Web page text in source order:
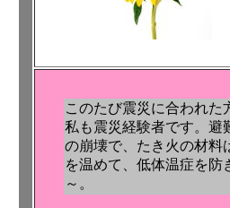
このたび震災に合われた
私も震災経験者です。避
の崩壊で、たき火の材料
を温めて、低体温症を防
～。